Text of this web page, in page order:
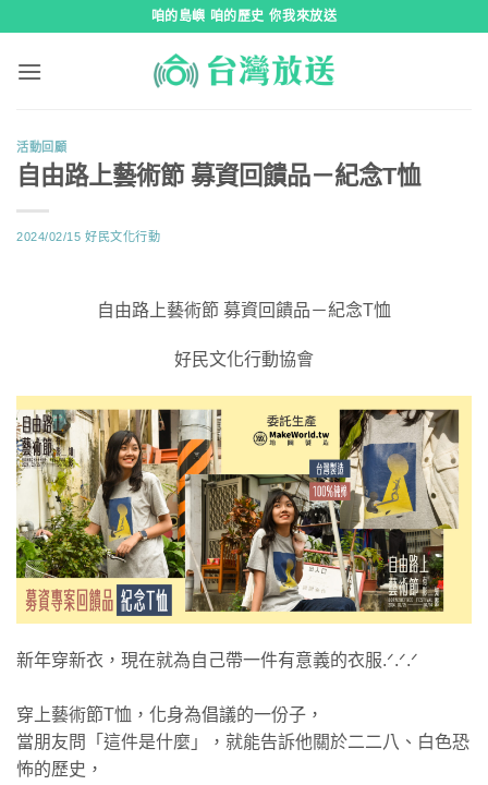
咱的島嶼 咱的歷史 你我來放送
活動回顧
自由路上藝術節 募資回饋品－紀念T恤
2024/02/15 好民文化行動
自由路上藝術節 募資回饋品－紀念T恤
好民文化行動協會
新年穿新衣，現在就為自己帶一件有意義的衣服.ᐟ.ᐟ.ᐟ
穿上藝術節T恤，化身為倡議的一份子，
當朋友問「這件是什麼」，就能告訴他關於二二八、白色恐
怖的歷史，